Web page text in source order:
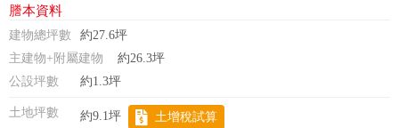
謄本資料
建物總坪數
約27.6坪
主建物+附屬建物
約26.3坪
公設坪數
約1.3坪
土地坪數 約9.1坪 土增稅試算